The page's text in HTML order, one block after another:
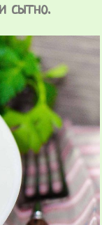
сытно.